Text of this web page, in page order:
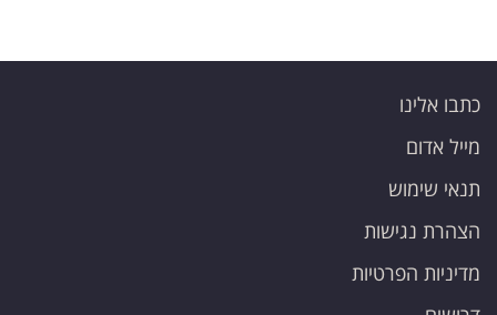
כתבו אלינו
מייל אדום
תנאי שימוש
הצהרת נגישות
מדיניות הפרטיות